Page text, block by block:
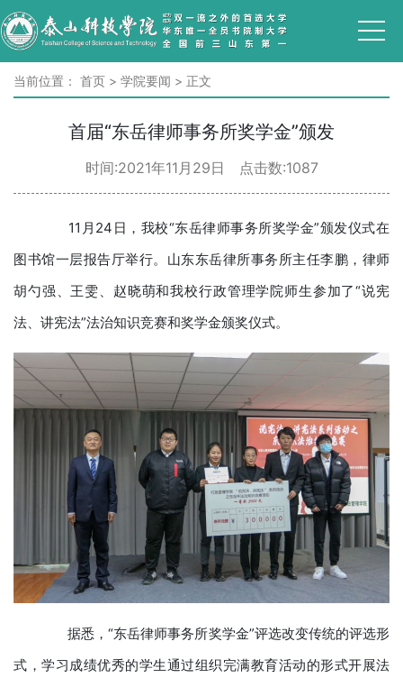
当前位置： 首页 > 学院要闻 > 正文
首届“东岳律师事务所奖学金”颁发
时间:2021年11月29日 点击数:1087
11月24日，我校“东岳律师事务所奖学金”颁发仪式在
图书馆一层报告厅举行。山东东岳律所事务所主任李鹏，律师
胡勺强、王雯、赵晓萌和我校行政管理学院师生参加了“说宪
法、讲宪法”法治知识竞赛和奖学金颁奖仪式。
据悉，“东岳律师事务所奖学金”评选改变传统的评选形
式，学习成绩优秀的学生通过组织完满教育活动的形式开展法